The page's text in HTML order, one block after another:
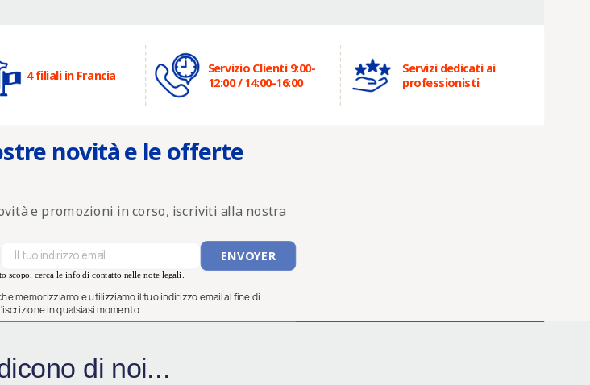
4 filiali in Francia
Servizio Clienti 9:00-
12:00 / 14:00-16:00
Servizi dedicati ai
professionisti
novità e le offerte
e promozioni in corso, iscriviti alla nostra
scopo, cerca le info di contatto nelle note legali.
memorizziamo e utilizziamo il tuo indirizzo email al fine di
in qualsiasi momento.
di noi...